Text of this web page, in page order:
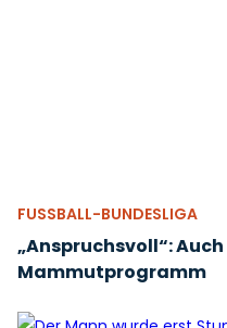
FUSSBALL-BUNDESLIGA
„Anspruchsvoll“:
Mammutprogramm